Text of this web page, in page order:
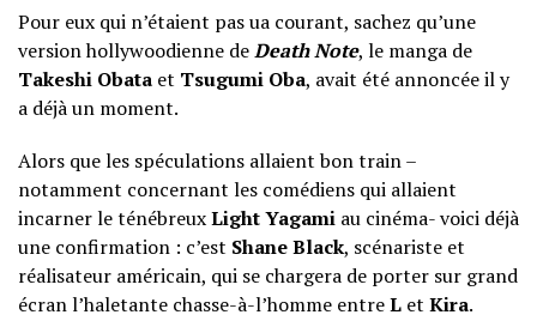
Pour eux qui n’étaient pas ua courant, sachez qu’une
version hollywoodienne deDeath Note, le manga de
Takeshi Obata et Tsugumi Oba, avait été annoncée il y
a déjà un moment.
Alors que les spéculations allaient bon train –
notamment concernant les comédiens qui allaient
incarner le ténébreuxLight Yagami au cinéma- voici déjà
une confirmation : c’est Shane Black, scénariste et
réalisateur américain, qui se chargera de porter sur grand
écran l’haletante chasse-à-l’homme entreL et Kira.